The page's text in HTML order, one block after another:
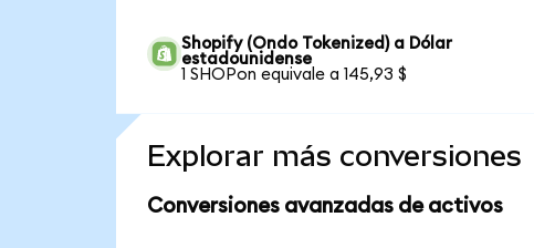
Shopify (Ondo Tokenized) a Dólar
estadounidense
1 SHOPon equivale a 145,93 $
Explorar más conversiones
Conversiones avanzadas de activos